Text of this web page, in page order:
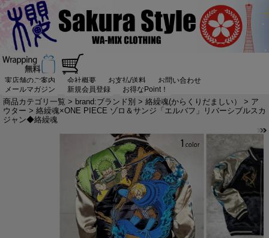
実店舗のご案内 会社概要 お支払/送料
お問い合わせ
メールマガジン
新規会員登録 お得なPoint！
商品カテゴリ一覧 > brand:ブランド別 > 絡繰魂(からくりだましい） > ア
ウター > 絡繰魂×ONE PIECE ゾロ＆サンジ「エルバフ」リバーシブルスカ
ジャン◆絡繰魂